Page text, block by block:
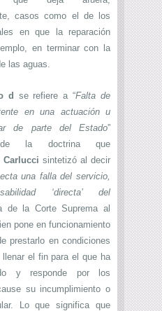
casos como el de los
en que la reparación
en terminar con la
las aguas.
d se refiere a “Falta de
en una actuación u
de parte del Estado”
de la doctrina que
Carlucci sintetizó al decir
una falla del servicio,
‘directa’ del
de la Corte Suprema al
pone en funcionamiento
prestarlo en condiciones
llenar el fin para el que ha
y responde por los
su incumplimiento o
Lo que significa que